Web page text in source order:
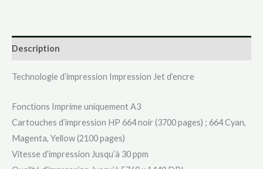
Description
Technologie d’impression Impression Jet d’encre
Fonctions Imprime uniquement A3
Cartouches d’impression HP 664 noir (3700 pages) ; 664 Cyan,
Magenta, Yellow (2100 pages)
Vitesse d’impression Jusqu’à 30 ppm